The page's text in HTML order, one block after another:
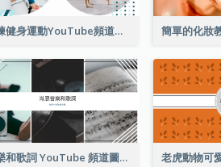
教練健身運動YouTube頻道圖片
音樂和歌詞 YouTube 頻道圖片